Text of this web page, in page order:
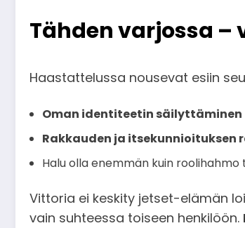
Tähden varjossa –
Haastattelussa nousevat esiin
Oman identiteetin säilyttäminen
Rakkauden ja itsekunnioituksen
Halu olla enemmän kuin
Vittoria ei keskity jetset-elämän
vain suhteessa toiseen henkilöön.